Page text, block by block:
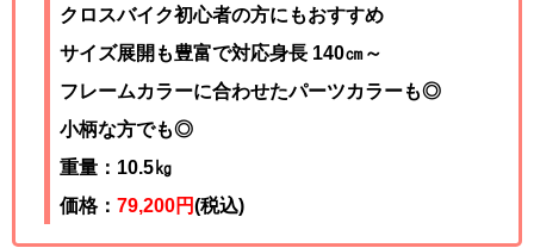
クロスバイク初心者の方にもおすすめ
サイズ展開も豊富で対応身長 140㎝～
フレームカラーに合わせたパーツカラーも◎
小柄な方でも◎
重量：10.5㎏
価格： 79,200円(税込)